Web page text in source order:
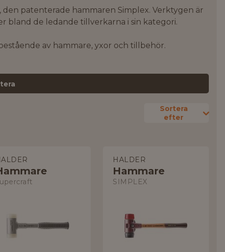
patenterade hammaren Simplex. Verktygen är
bland de ledande tillverkarna i sin kategori.
av hammare, yxor och tillbehör.
Sortera
efter
HALDER
Hammare
SIMPLEX